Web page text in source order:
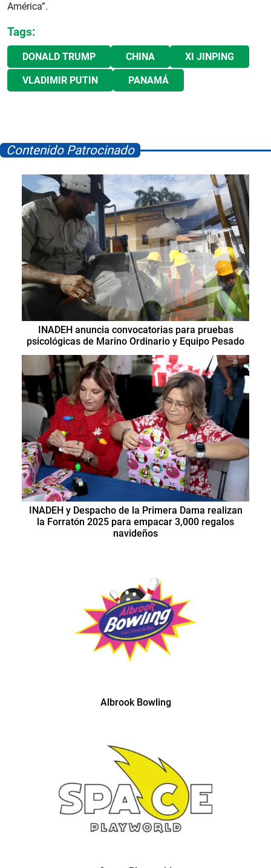
América”.
Tags:
DONALD TRUMP CHINA XI JINPING
VLADIMIR PUTIN PANAMÁ
Contenido Patrocinado
INADEH anuncia convocatorias para pruebas
psicológicas de Marino Ordinario y Equipo Pesado
INADEH y Despacho de la Primera Dama realizan
la Forratón 2025 para empacar 3,000 regalos
navideños
Albrook Bowling